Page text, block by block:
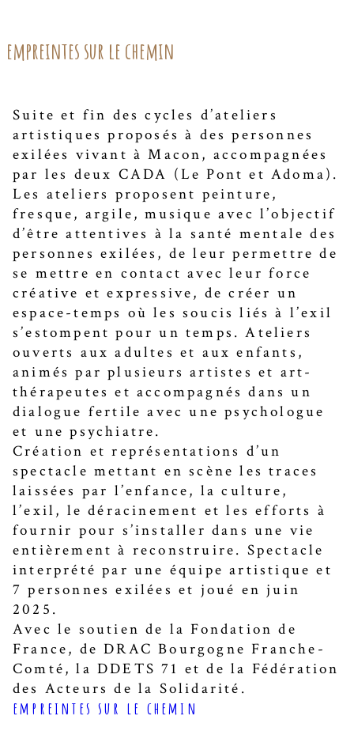
empreintes sur le chemin
Suite et fin des cycles d’ateliers
artistiques proposés à des personnes
exilées vivant à Macon, accompagnées
par les deux CADA (Le Pont et Adoma).
Les ateliers proposent peinture,
fresque, argile, musique avec l’objectif
d’être attentives à la santé mentale des
personnes exilées, de leur permettre de
se mettre en contact avec leur force
créative et expressive, de créer un
espace-temps où les soucis liés à l’exil
s’estompent pour un temps. Ateliers
ouverts aux adultes et aux enfants,
animés par plusieurs artistes et art-
thérapeutes et accompagnés dans un
dialogue fertile avec une psychologue
et une psychiatre.
Création et représentations d’un
spectacle mettant en scène les traces
laissées par l’enfance, la culture,
l’exil, le déracinement et les efforts à
fournir pour s’installer dans une vie
entièrement à reconstruire. Spectacle
interprété par une équipe artistique et
7 personnes exilées et joué en juin
2025.
Avec le soutien de la Fondation de
France, de DRAC Bourgogne Franche-
Comté, la DDETS 71 et de la Fédération
des Acteurs de la Solidarité.
empreintes sur le chemin